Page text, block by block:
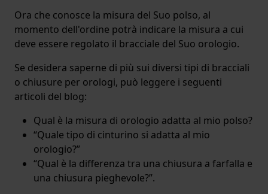
Ora che conosce la misura del Suo polso, al
momento dell'ordine potrà indicare la misura a cui
deve essere regolato il bracciale del Suo orologio.
Se desidera saperne di più sui diversi tipi di bracciali
o chiusure per orologi, può leggere i seguenti
articoli del blog:
Qual è la misura di orologio adatta al mio polso?
“Quale tipo di cinturino si adatta al mio
orologio?”
“Qual è la differenza tra una chiusura a farfalla e
una chiusura pieghevole?”.